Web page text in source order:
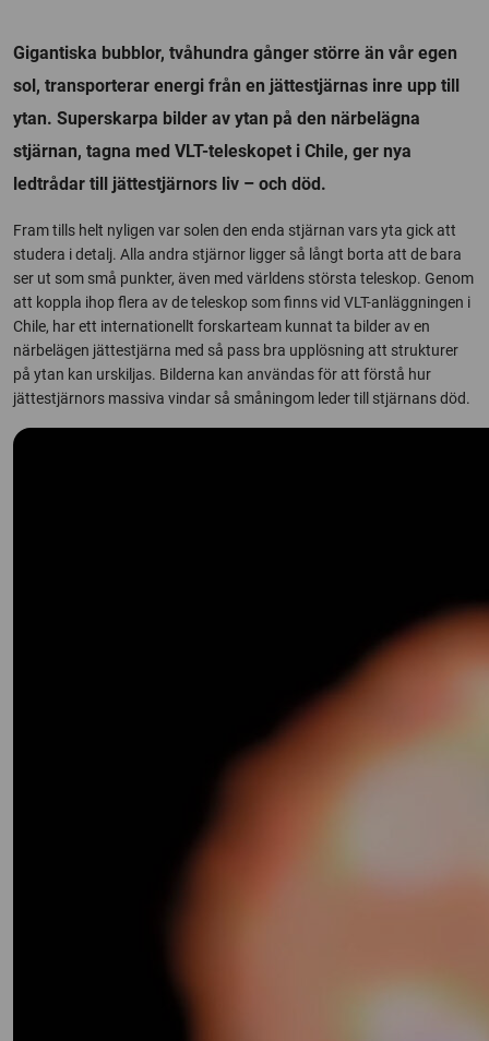
Gigantiska bubblor, tvåhundra gånger större än vår egen
sol, transporterar energi från en jättestjärnas inre upp till
ytan. Superskarpa bilder av ytan på den närbelägna
stjärnan, tagna med VLT-teleskopet i Chile, ger nya
ledtrådar till jättestjärnors liv – och död.
Fram tills helt nyligen var solen den enda stjärnan vars yta gick att
studera i detalj. Alla andra stjärnor ligger så långt borta att de bara
ser ut som små punkter, även med världens största teleskop. Genom
att koppla ihop flera av de teleskop som finns vid VLT-anläggningen i
Chile, har ett internationellt forskarteam kunnat ta bilder av en
närbelägen jättestjärna med så pass bra upplösning att strukturer
på ytan kan urskiljas. Bilderna kan användas för att förstå hur
jättestjärnors massiva vindar så småningom leder till stjärnans död.